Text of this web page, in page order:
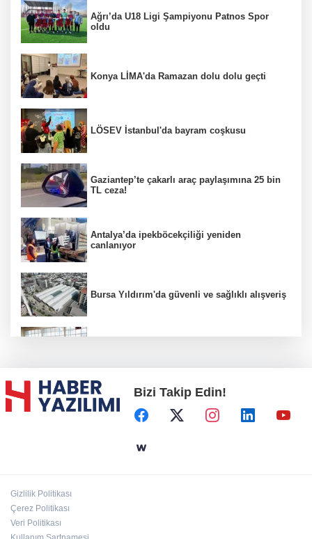
Ağrı’da U18 Ligi Şampiyonu Patnos Spor
oldu
Konya LİMA'da Ramazan dolu dolu geçti
LÖSEV İstanbul'da bayram coşkusu
Gaziantep’te çakarlı araç paylaşımına 25 bin
TL ceza!
Antalya’da ipekböcekçiliği yeniden
canlanıyor
Bursa Yıldırım'da güvenli ve sağlıklı alışveriş
Başkent'in göletlerinde temizlik ve bakım
sürüyor
Bizi Takip Edin!
Gizlilik Politikası
Çerez Politikası
Veri Politikası